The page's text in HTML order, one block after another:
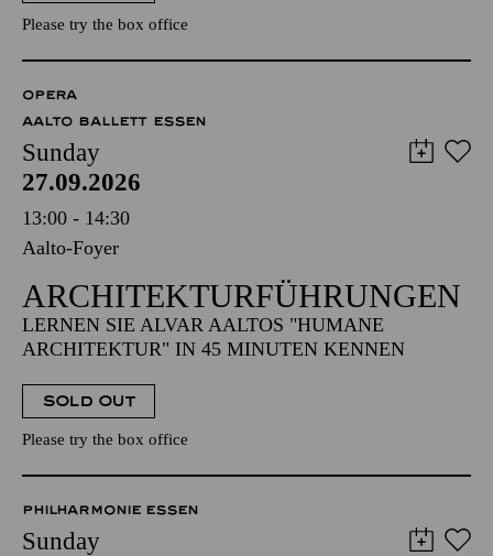
Please try the box office
OPERA
AALTO BALLETT ESSEN
Sunday
27.09.2026
13:00 - 14:30
Aalto-Foyer
ARCHITEKTUR­FÜHRUNGEN
LERNEN SIE ALVAR AALTOS "HUMANE
ARCHITEKTUR" IN 45 MINUTEN KENNEN
SOLD OUT
Please try the box office
PHILHARMONIE ESSEN
Sunday